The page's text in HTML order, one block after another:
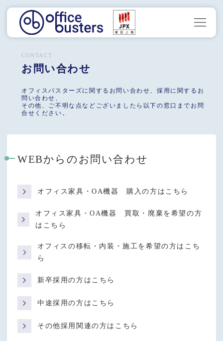
CONTACT
お問い合わせ
オフィスバスターズに関するお問い合わせ、採用に関するお
問い合わせ、
その他、ご不明な点などございましたら以下の窓口までお問
合せください。
WEBからのお問い合わせ
オフィス家具・OA機器 購入の方はこちら
オフィス家具・OA機器 買取・廃棄を希望の方
はこちら
オフィスの移転・内装・施工を希望の方はこち
ら
新卒採用の方はこちら
中途採用の方はこちら
その他採用関連の方はこちら